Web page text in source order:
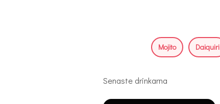
Mojito Daiquiri
Senaste drinkarna